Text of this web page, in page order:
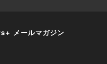
メールマガジン